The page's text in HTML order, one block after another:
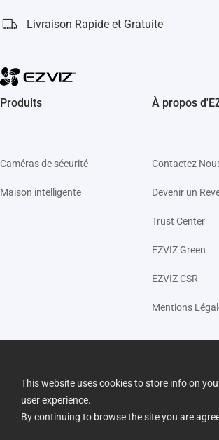
Livraison Rapide et Gratuite
Produits
Caméras de sécurité
Maison intelligente
À propos
Contactez
Devenir un
Trust Center
EZVIZ Green
EZVIZ CSR
Mentions
Politique de confidentialité |Politique des Cookies |
This website uses cookies to store info on
user experience.
By continuing to browse the site you are